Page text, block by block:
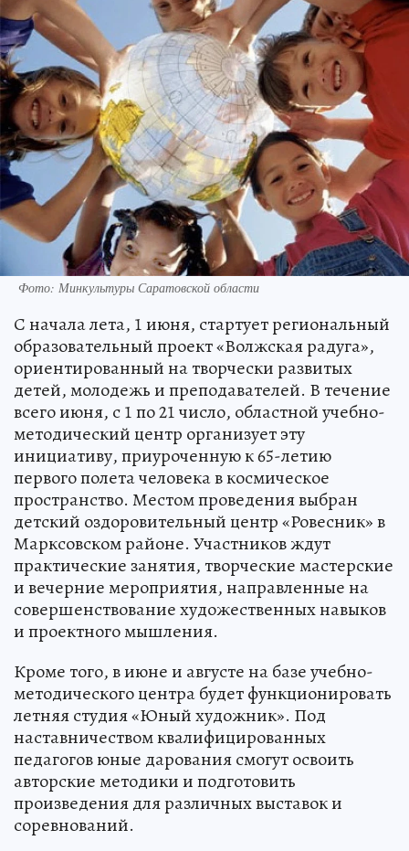
Фото: Минкультуры Саратовской области
С начала лета, 1 июня, стартует региональный
образовательный проект «Волжская радуга»,
ориентированный на творчески развитых
детей, молодежь и преподавателей. В течение
всего июня, с 1 по 21 число, областной учебно-
методический центр организует эту
инициативу, приуроченную к 65-летию
первого полета человека в космическое
пространство. Местом проведения выбран
детский оздоровительный центр «Ровесник» в
Марксовском районе. Участников ждут
практические занятия, творческие мастерские
и вечерние мероприятия, направленные на
совершенствование художественных навыков
и проектного мышления.
Кроме того, в июне и августе на базе учебно-
методического центра будет функционировать
летняя студия «Юный художник». Под
наставничеством квалифицированных
педагогов юные дарования смогут освоить
авторские методики и подготовить
произведения для различных выставок и
соревнований.